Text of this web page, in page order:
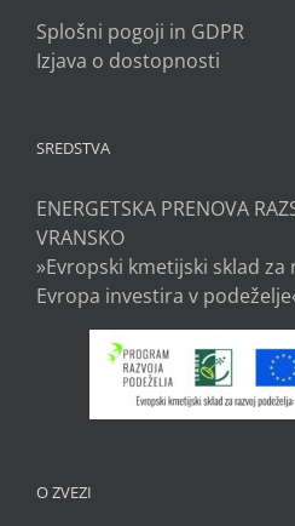
Splošni pogoji in GDPR
Izjava o dostopnosti
SREDSTVA
ENERGETSKA PRENOVA
VRANSKO
»Evropski kmetijski sklad za
Evropa investira v
O ZVEZI